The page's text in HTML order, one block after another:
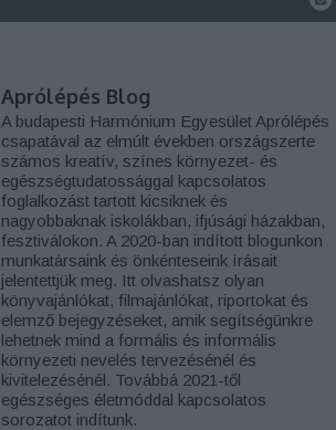
Aprólépés Blog
A budapesti Harmónium Egyesület Aprólépés
csapatával az elmúlt években országszerte
számos kreatív, színes környezet- és
egészségtudatossággal kapcsolatos
foglalkozást tartott kicsiknek és
nagyobbaknak iskolákban, ifjúsági házakban,
fesztiválokon. A 2020-ban indított blogunkon
munkatársaink és önkénteseink írásait
jelentettjük meg. Itt olvashatsz olyan
könyvajánlókat, filmajánlókat, riportokat és
elemző bejegyzéseket, amik segítségünkre
lehetnek mind a formális és informális
környezeti nevelés tervezésénél és
kivitelezésénél. Továbbá 2021-től
egészséges életmóddal kapcsolatos
sorozatot indítunk.